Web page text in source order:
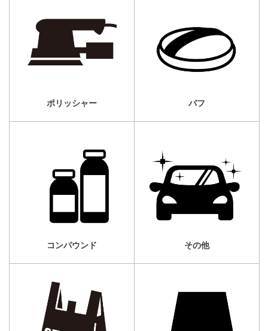
ポリッシャー バフ
コンパウンド その他